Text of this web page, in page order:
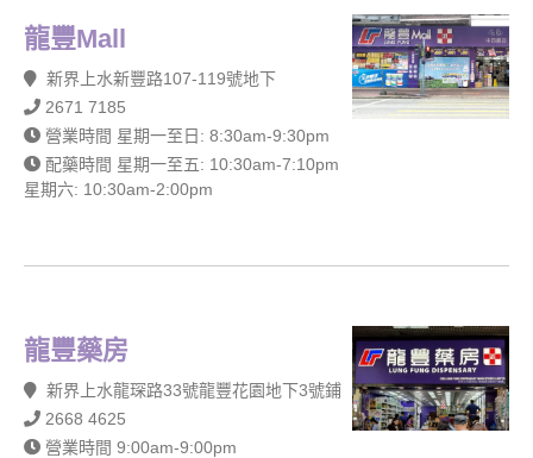
龍豐Mall
新界上水新豐路107-119號地下
2671 7185
營業時間 星期一至日: 8:30am-9:30pm
配藥時間 星期一至五: 10:30am-7:10pm
星期六: 10:30am-2:00pm
龍豐藥房
新界上水龍琛路33號龍豐花園地下3號鋪
2668 4625
營業時間 9:00am-9:00pm